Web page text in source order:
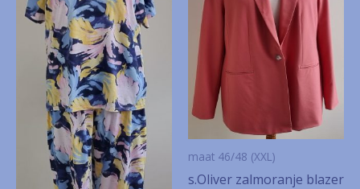
maat 46/48 (XXL)
s.Oliver zalmoranje blazer